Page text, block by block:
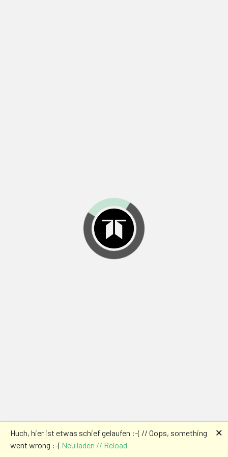
Huch, hier ist etwas schief gelaufen :-( // Oops, something
went wrong :-( Neu laden // Reload
🗙